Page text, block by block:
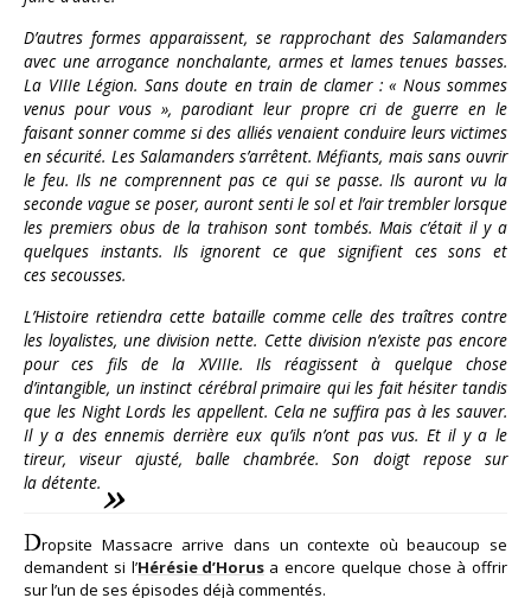
D’autres formes apparaissent, se rapprochant des Salamanders
avec une arrogance nonchalante, armes et lames tenues basses.
La VIIIe Légion. Sans doute en train de clamer : « Nous sommes
venus pour vous », parodiant leur propre cri de guerre en le
faisant sonner comme si des alliés venaient conduire leurs victimes
en sécurité. Les Salamanders s’arrêtent. Méfiants, mais sans ouvrir
le feu. Ils ne comprennent pas ce qui se passe. Ils auront vu la
seconde vague se poser, auront senti le sol et l’air trembler lorsque
les premiers obus de la trahison sont tombés. Mais c’était il y a
quelques instants. Ils ignorent ce que signifient ces sons et
ces secousses.
L’Histoire retiendra cette bataille comme celle des traîtres contre
les loyalistes, une division nette. Cette division n’existe pas encore
pour ces fils de la XVIIIe. Ils réagissent à quelque chose
d’intangible, un instinct cérébral primaire qui les fait hésiter tandis
que les Night Lords les appellent. Cela ne suffira pas à les sauver.
Il y a des ennemis derrière eux qu’ils n’ont pas vus. Et il y a le
tireur, viseur ajusté, balle chambrée. Son doigt repose sur
la détente.
Dropsite Massacre arrive dans un contexte où beaucoup se
demandent si l’Hérésie d’Horusa encore quelque chose à offrir
sur l’un de ses épisodes déjà commentés.